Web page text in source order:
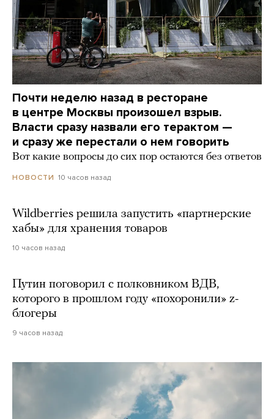
Почти неделю назад в ресторане
в центре Москвы произошел взрыв.
Власти сразу назвали его терактом —
и сразу же перестали о нем говорить
Вот какие вопросы до сих пор остаются без ответов
НОВОСТИ 10 часов назад
Wildberries решила запустить «партнерские
хабы» для хранения товаров
10 часов назад
Путин поговорил с полковником ВДВ,
которого в прошлом году «похоронили» z-
блогеры
9 часов назад